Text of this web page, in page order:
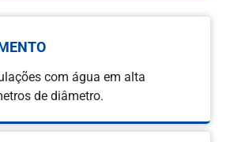
com água em alta
de diâmetro.